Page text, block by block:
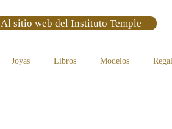
Al sitio web del Instituto Temple
Joyas Libros Modelos